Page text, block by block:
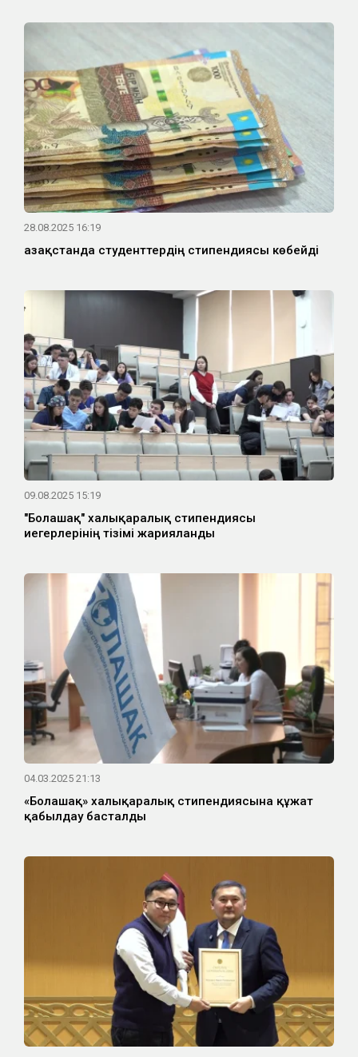
28.08.2025 16:19
Қазақстанда студенттердің стипендиясы көбейді
09.08.2025 15:19
"Болашақ" халықаралық стипендиясы
иегерлерінің тізімі жарияланды
04.03.2025 21:13
«Болашақ» халықаралық стипендиясына құжат
қабылдау басталды